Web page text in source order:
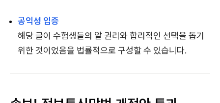
공익성 입증
해당 글이 수험생들의 알 권리와 합리적인 선택을 돕기
위한 것이었음을 법률적으로 구성할 수 있습니다.